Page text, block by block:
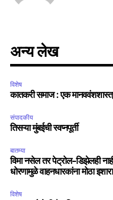
अन्य लेख
विशेष
कातकरी समाज : एक
संपादकीय
तिसऱ्या मुंबईची स्वप्नपूर्ती
बातम्या
विमा नसेल तर पेट्रोल-डिझेलही
धोरणामुळे वाहनधारकांना मोठा
विशेष